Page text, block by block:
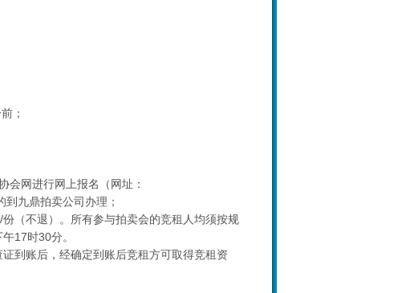
；
会网进行网上报名（网址：
九鼎拍卖公司办理；
（不退）。所有参与拍卖会的竞租人均须按规
17时30分。
到账后，经确定到账后竞租方可取得竞租资